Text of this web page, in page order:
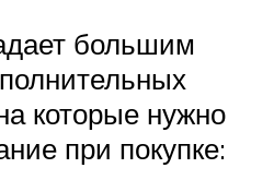
большим
которые нужно
при покупке: